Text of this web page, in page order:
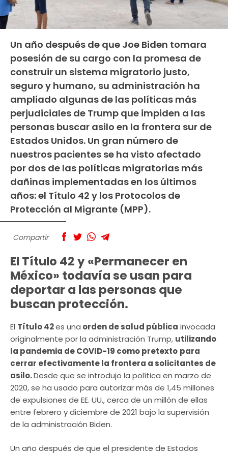
Un año después de que Joe Biden tomara
posesión de su cargo con la promesa de
construir un sistema migratorio justo,
seguro y humano, su administración ha
ampliado algunas de las políticas más
perjudiciales de Trump que impiden a las
personas buscar asilo en la frontera sur de
Estados Unidos. Un gran número de
nuestros pacientes se ha visto afectado
por dos de las políticas migratorias más
dañinas implementadas en los últimos
años: el Título 42 y los Protocolos de
Protección al Migrante (MPP).
Compartir
El Título 42 y «Permanecer en
México» todavía se usan para
deportar a las personas que
buscan protección.
El Título 42es una orden de salud pública invocada
originalmente por la administración Trump, utilizando
la pandemia de COVID-19 como pretexto para
cerrar efectivamente la frontera a solicitantes de
asilo.Desde que se introdujo la política en marzo de
2020, se ha usado para autorizar más de 1,45 millones
de expulsiones de EE. UU., cerca de un millón de ellas
entre febrero y diciembre de 2021 bajo la supervisión
de la administración Biden.
Un año después de que el presidente de Estados